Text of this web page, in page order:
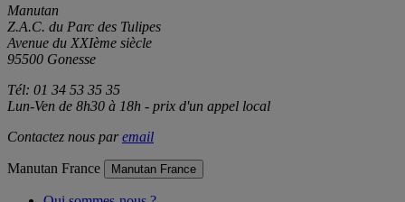
Manutan
Z.A.C. du Parc des Tulipes
Avenue du XXIème siècle
95500 Gonesse
Tél: 01 34 53 35 35
Lun-Ven de 8h30 à 18h - prix d'un appel local
Contactez nous paremail
Manutan France Manutan France